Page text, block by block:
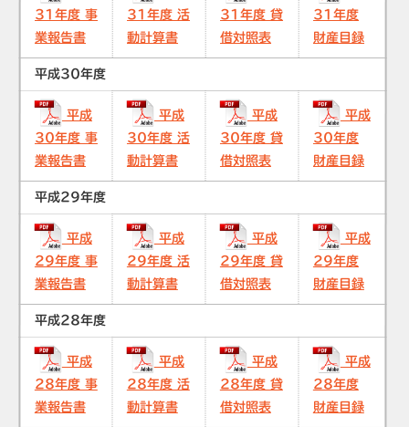
31年度 事
業報告書
31年度 活
動計算書
31年度 貸
借対照表
31年度
財産目録
平成30年度
平成
30年度 事
業報告書
平成
30年度 活
動計算書
平成
30年度 貸
借対照表
平成
30年度
財産目録
平成29年度
平成
29年度 事
業報告書
平成
29年度 活
動計算書
平成
29年度 貸
借対照表
平成
29年度
財産目録
平成28年度
平成
28年度 事
業報告書
平成
28年度 活
動計算書
平成
28年度 貸
借対照表
平成
28年度
財産目録